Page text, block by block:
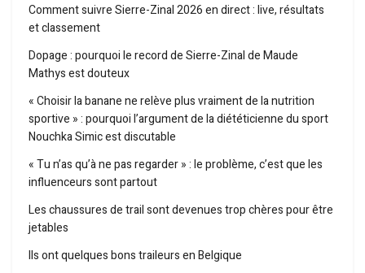
Comment suivre Sierre-Zinal 2026 en direct : live, résultats
et classement
Dopage : pourquoi le record de Sierre-Zinal de Maude
Mathys est douteux
« Choisir la banane ne relève plus vraiment de la nutrition
sportive » : pourquoi l’argument de la diététicienne du sport
Nouchka Simic est discutable
« Tu n’as qu’à ne pas regarder » : le problème, c’est que les
influenceurs sont partout
Les chaussures de trail sont devenues trop chères pour être
jetables
Ils ont quelques bons traileurs en Belgique